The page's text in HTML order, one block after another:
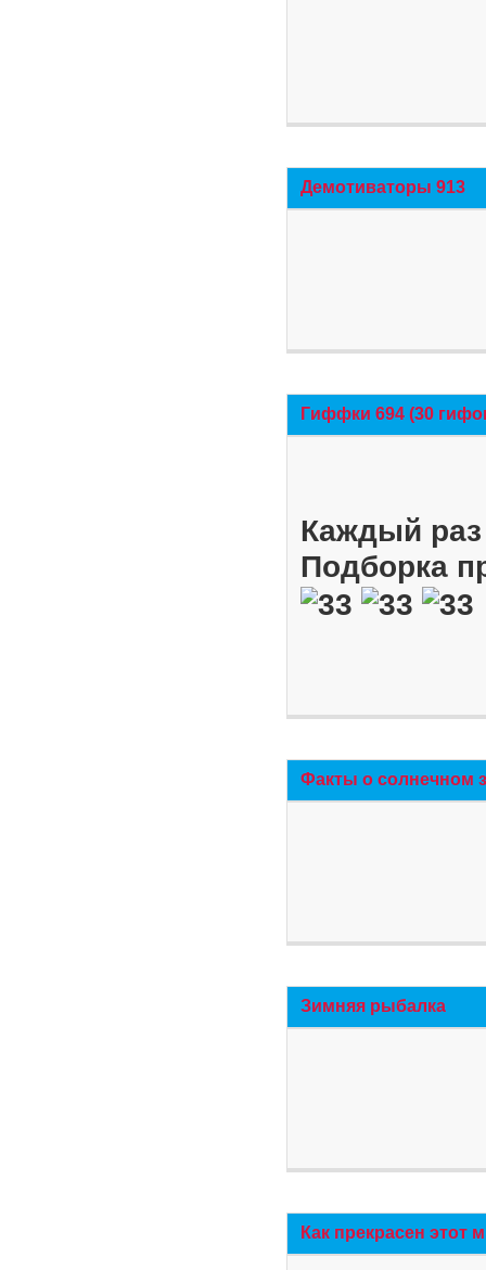
Демотиваторы 913
Гиффки 694 (30
Каждый
Подборка
Факты о солнечном
Зимняя рыбалка
Как прекрасен этот